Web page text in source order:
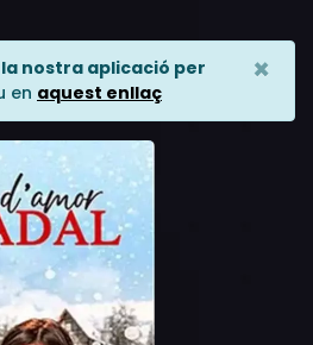
nostra aplicació per
en aquest enllaç
×